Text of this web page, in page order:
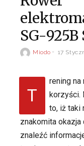
SG-
Miodo 17
T
rening
korzyści.
to, iż taki
znakomita okazja
znaleźć